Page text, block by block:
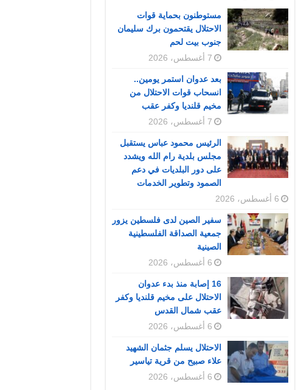
مستوطنون بحماية قوات
الاحتلال يقتحمون برك سليمان
جنوب بيت لحم
7 أغسطس، 2026
بعد عدوان استمر يومين..
انسحاب قوات الاحتلال من
مخيم قلنديا وكفر عقب
7 أغسطس، 2026
الرئيس محمود عباس يستقبل
مجلس بلدية رام الله ويشدد
على دور البلديات في دعم
الصمود وتطوير الخدمات
6 أغسطس، 2026
سفير الصين لدى فلسطين يزور
جمعية الصداقة الفلسطينية
الصينية
6 أغسطس، 2026
16 إصابة منذ بدء عدوان
الاحتلال على مخيم قلنديا وكفر
عقب شمال القدس
6 أغسطس، 2026
الاحتلال يسلم جثمان الشهيد
علاء صبيح من قرية تياسير
6 أغسطس، 2026